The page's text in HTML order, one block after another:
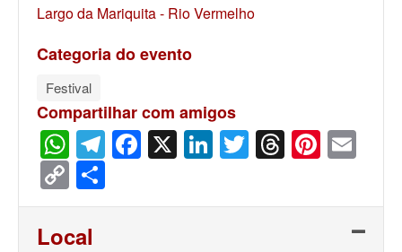
Largo da Mariquita - Rio Vermelho
Categoria do evento
Festival
Compartilhar com amigos
WhatsApp
Telegram
Facebook
X LinkedIn
Twitter
Threads
Copy
Link
Local